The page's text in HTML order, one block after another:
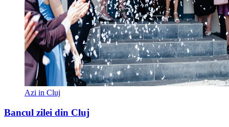
Azi in Cluj
Bancul zilei din Cluj